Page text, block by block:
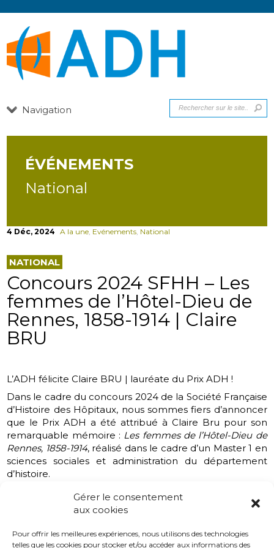
Gérer le consentement
aux cookies
Pour offrir les meilleures expériences, nous utilisons des technologies
telles que les cookies pour stocker et/ou accéder aux informations des
Navigation
ÉVÉNEMENTS
National
4 Déc, 2024 A la une, Evénements, National
NATIONAL
Concours 2024 SFHH – Les
femmes de l’Hôtel-Dieu de
Rennes, 1858-1914 | Claire
BRU
L’ADH félicite Claire BRU | lauréate du Prix ADH !
Dans le cadre du concours 2024 de la Société Française
d’Histoire des Hôpitaux, nous sommes fiers d’annoncer
que le Prix ADH a été attribué à Claire Bru pour son
remarquable mémoire : Les femmes de l’Hôtel-Dieu de
Rennes, 1858-1914, réalisé dans le cadre d’un Master 1 en
sciences sociales et administration du département
d’histoire.
Ce concours, organisé tous les deux ans par la SFHH en
partenariat avec l’AP-HP, bénéficie du soutien actif de
l’ADH. Il met en lumière des travaux visant à
encourager la connaissance de l’histoire des hôpitaux.